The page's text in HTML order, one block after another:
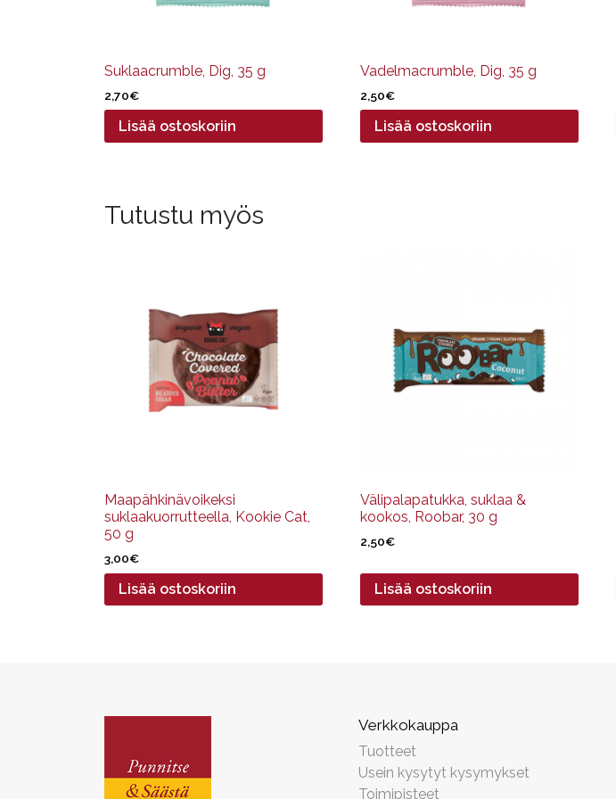
Suklaacrumble, Dig, 35 g
2,70€
Lisää ostoskoriin
Vadelmacrumble, Dig, 35 g
2,50€
Lisää ostoskoriin
Tutustu myös
Maapähkinävoikeksi
suklaakuorrutteella, Kookie Cat,
50 g
3,00€
Lisää ostoskoriin
Välipalapatukka, suklaa &
kookos, Roobar, 30 g
2,50€
Lisää ostoskoriin
Verkkokauppa
Tuotteet
Usein kysytyt kysymykset
Toimipisteet